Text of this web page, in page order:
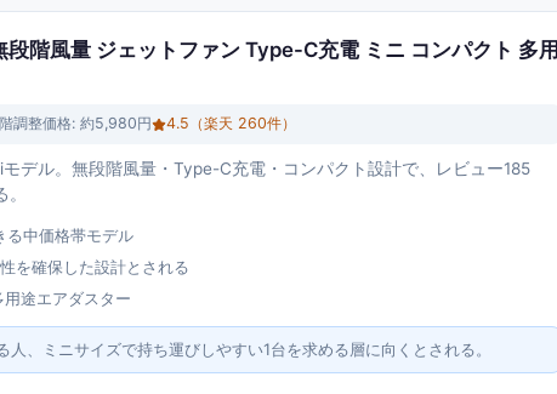
階風量 ジェットファン Type-C充電 ミニ コンパクト 多用
調整価格: 約5,980円 4.5 （楽天 260件）
デル。無段階風量・Type-C充電・コンパクト設計で、レビュー185
る中価格帯モデル
を確保した設計とされる
途エアダスター
人、ミニサイズで持ち運びしやすい1台を求める層に向くとされる。